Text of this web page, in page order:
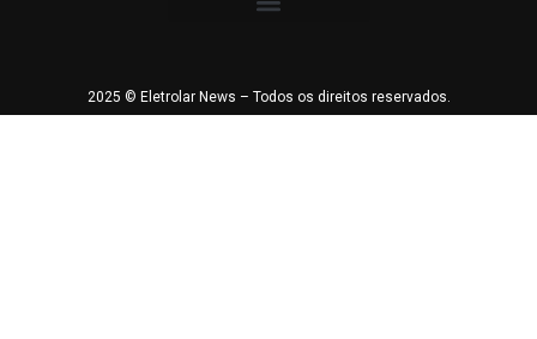
2025 © Eletrolar News – Todos os direitos reservados.